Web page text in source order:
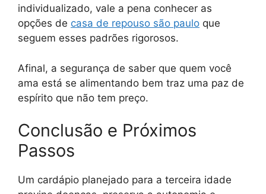
individualizado, vale a pena conhecer as
opções de casa de repouso são paulo que
seguem esses padrões rigorosos.
Afinal, a segurança de saber que quem você
ama está se alimentando bem traz uma paz de
espírito que não tem preço.
Conclusão e Próximos
Passos
Um cardápio planejado para a terceira idade